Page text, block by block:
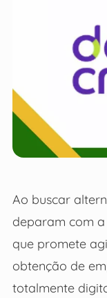
Ao buscar
deparam com
que promete
obtenção de
totalmente